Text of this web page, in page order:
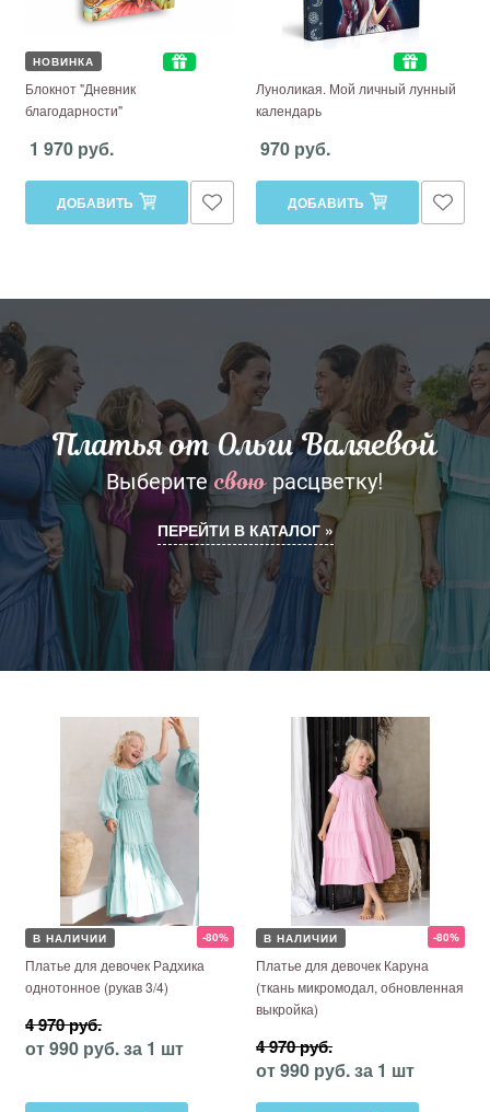
НОВИНКА
Блокнот "Дневник
благодарности"
1 970 руб.
ДОБАВИТЬ
Луноликая. Мой личный лунный
календарь
970 руб.
ДОБАВИТЬ
Платья от Ольги Валяевой
Выберитесвоюрасцветку!
ПЕРЕЙТИ В КАТАЛОГ »
-80%
В НАЛИЧИИ
Платье для девочек Радхика
однотонное (рукав 3/4)
4 970 руб.
от 990 руб. за 1 шт
-80%
В НАЛИЧИИ
Платье для девочек Каруна
(ткань микромодал, обновленная
выкройка)
4 970 руб.
от 990 руб. за 1 шт